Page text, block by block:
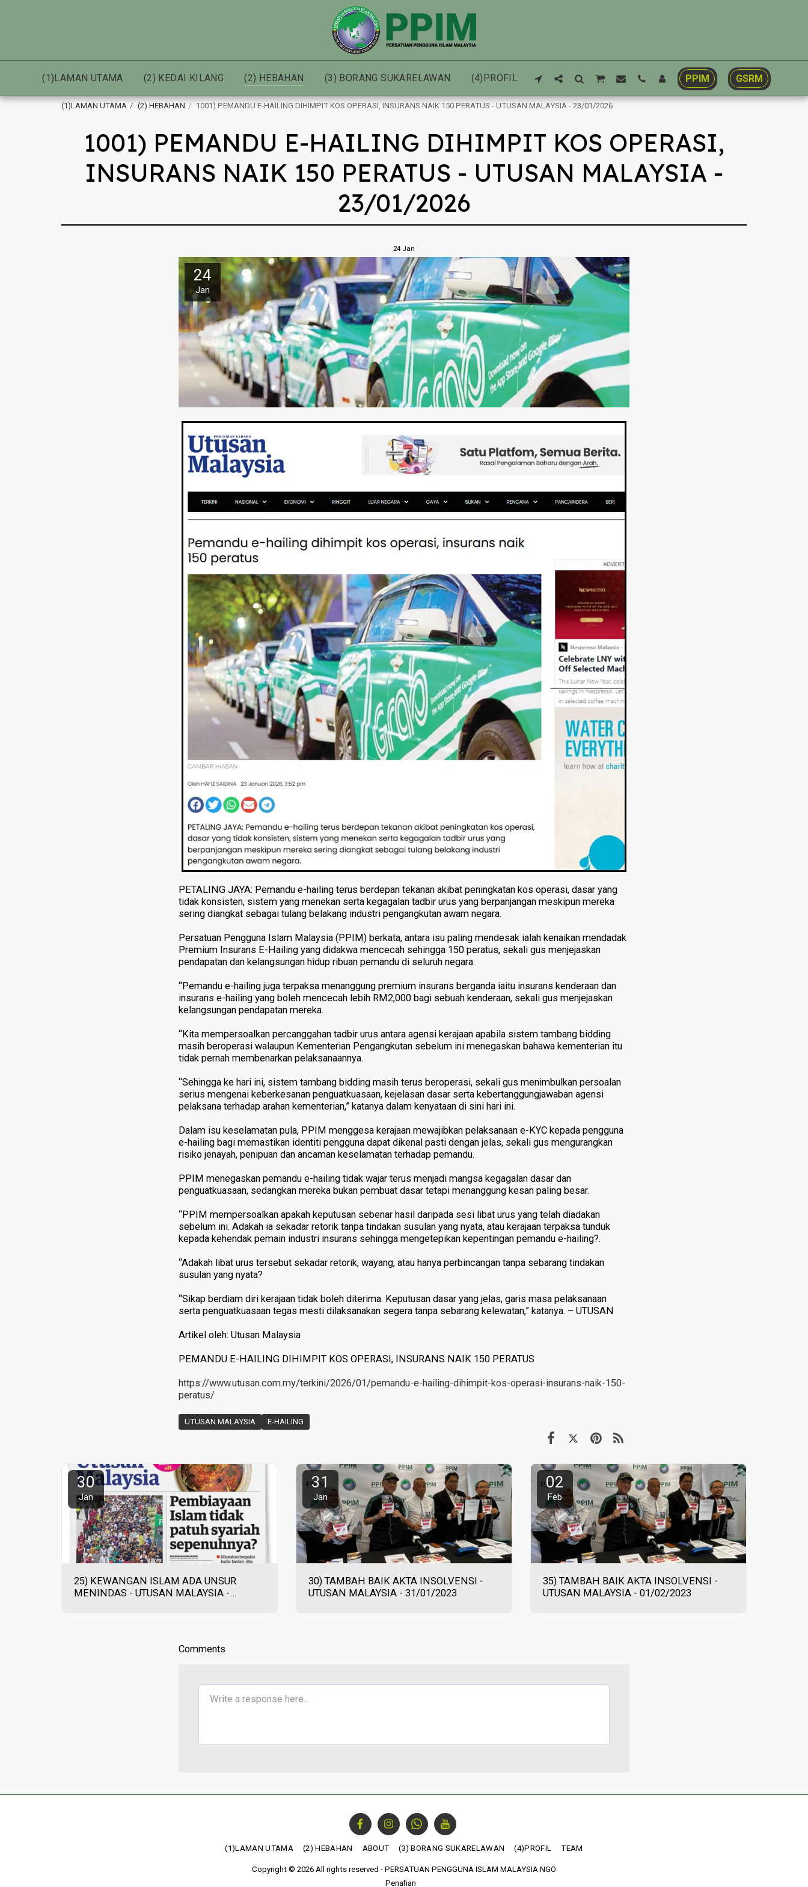
(1)LAMAN UTAMA (2) KEDAI KILANG (2) HEBAHAN (3) BORANG SUKARELAWAN (4)PROFIL PPIM GSRM
(1)LAMAN UTAMA (2) HEBAHAN 1001) PEMANDU E-HAILING DIHIMPIT KOS OPERASI, INSURANS NAIK 150 PERATUS - UTUSAN MALAYSIA - 23/01/2026
1001) PEMANDU E-HAILING DIHIMPIT KOS OPERASI,
INSURANS NAIK 150 PERATUS - UTUSAN MALAYSIA -
23/01/2026
24 Jan
24
Jan
PETALING JAYA: Pemandu e-hailing terus berdepan tekanan akibat peningkatan kos operasi, dasar yang
tidak konsisten, sistem yang menekan serta kegagalan tadbir urus yang berpanjangan meskipun mereka
sering diangkat sebagai tulang belakang industri pengangkutan awam negara.
Persatuan Pengguna Islam Malaysia (PPIM) berkata, antara isu paling mendesak ialah kenaikan mendadak
Premium Insurans E-Hailing yang didakwa mencecah sehingga 150 peratus, sekali gus menjejaskan
pendapatan dan kelangsungan hidup ribuan pemandu di seluruh negara.
“Pemandu e-hailing juga terpaksa menanggung premium insurans berganda iaitu insurans kenderaan dan
insurans e-hailing yang boleh mencecah lebih RM2,000 bagi sebuah kenderaan, sekali gus menjejaskan
kelangsungan pendapatan mereka.
“Kita mempersoalkan percanggahan tadbir urus antara agensi kerajaan apabila sistem tambang bidding
masih beroperasi walaupun Kementerian Pengangkutan sebelum ini menegaskan bahawa kementerian itu
tidak pernah membenarkan pelaksanaannya.
“Sehingga ke hari ini, sistem tambang bidding masih terus beroperasi, sekali gus menimbulkan persoalan
serius mengenai keberkesanan penguatkuasaan, kejelasan dasar serta kebertanggungjawaban agensi
pelaksana terhadap arahan kementerian,” katanya dalam kenyataan di sini hari ini.
Dalam isu keselamatan pula, PPIM menggesa kerajaan mewajibkan pelaksanaan e-KYC kepada pengguna
e-hailing bagi memastikan identiti pengguna dapat dikenal pasti dengan jelas, sekali gus mengurangkan
risiko jenayah, penipuan dan ancaman keselamatan terhadap pemandu.
PPIM menegaskan pemandu e-hailing tidak wajar terus menjadi mangsa kegagalan dasar dan
penguatkuasaan, sedangkan mereka bukan pembuat dasar tetapi menanggung kesan paling besar.
“PPIM mempersoalkan apakah keputusan sebenar hasil daripada sesi libat urus yang telah diadakan
sebelum ini. Adakah ia sekadar retorik tanpa tindakan susulan yang nyata, atau kerajaan terpaksa tunduk
kepada kehendak pemain industri insurans sehingga mengetepikan kepentingan pemandu e-hailing?.
“Adakah libat urus tersebut sekadar retorik, wayang, atau hanya perbincangan tanpa sebarang tindakan
susulan yang nyata?
“Sikap berdiam diri kerajaan tidak boleh diterima. Keputusan dasar yang jelas, garis masa pelaksanaan
serta penguatkuasaan tegas mesti dilaksanakan segera tanpa sebarang kelewatan,” katanya. – UTUSAN
Artikel oleh: Utusan Malaysia
PEMANDU E-HAILING DIHIMPIT KOS OPERASI, INSURANS NAIK 150 PERATUS
https://www.utusan.com.my/terkini/2026/01/pemandu-e-hailing-dihimpit-kos-operasi-insurans-naik-150-
peratus/
UTUSAN MALAYSIA E-HAILING
30
Jan
25) KEWANGAN ISLAM ADA UNSUR
MENINDAS - UTUSAN MALAYSIA -
31
Jan
30) TAMBAH BAIK AKTA INSOLVENSI -
UTUSAN MALAYSIA - 31/01/2023
02
Feb
35) TAMBAH BAIK AKTA INSOLVENSI -
UTUSAN MALAYSIA - 01/02/2023
Comments
(1)LAMAN UTAMA (2) HEBAHAN ABOUT (3) BORANG SUKARELAWAN (4)PROFIL TEAM
Copyright © 2026 All rights reserved - PERSATUAN PENGGUNA ISLAM MALAYSIA NGO
Penafian